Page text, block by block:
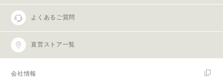
よくあるご質問
直営ストア一覧
会社情報